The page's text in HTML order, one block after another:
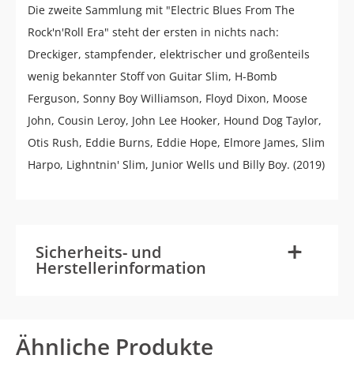
Die zweite Sammlung mit "Electric Blues From The
Rock'n'Roll Era" steht der ersten in nichts nach:
Dreckiger, stampfender, elektrischer und großenteils
wenig bekannter Stoff von Guitar Slim, H-Bomb
Ferguson, Sonny Boy Williamson, Floyd Dixon, Moose
John, Cousin Leroy, John Lee Hooker, Hound Dog Taylor,
Otis Rush, Eddie Burns, Eddie Hope, Elmore James, Slim
Harpo, Lighntnin' Slim, Junior Wells und Billy Boy. (2019)
Sicherheits- und
Herstellerinformation +
-
Ähnliche Produkte